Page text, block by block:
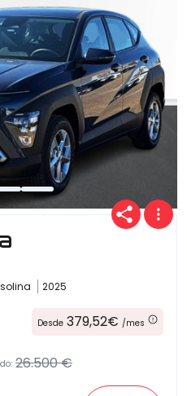
2025
Desde 379,52€ /mes
26.500 €